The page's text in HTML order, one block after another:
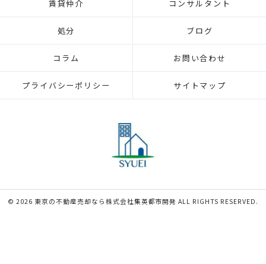
賃貸仲介 コンサルタント
処分 ブログ
コラム お問い合わせ
プライバシーポリシー サイトマップ
© 2026 東京の不動産売却なら株式会社集英都市開発 ALL RIGHTS RESERVED.